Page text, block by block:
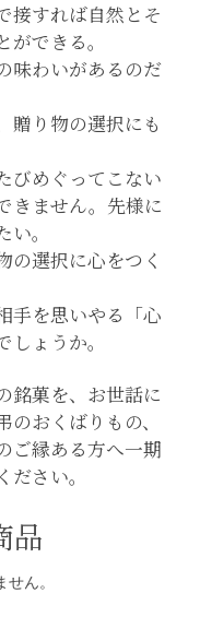
接すれば自然とそ
できる。
味わいがあるのだ
贈り物の選択にも
びめぐってこない
きません。先様に
。
の選択に心をつく
手を思いやる「心
ょうか。
銘菓を、お世話に
おくばりもの、
ご縁ある方へ一期
さい。
品
ん。